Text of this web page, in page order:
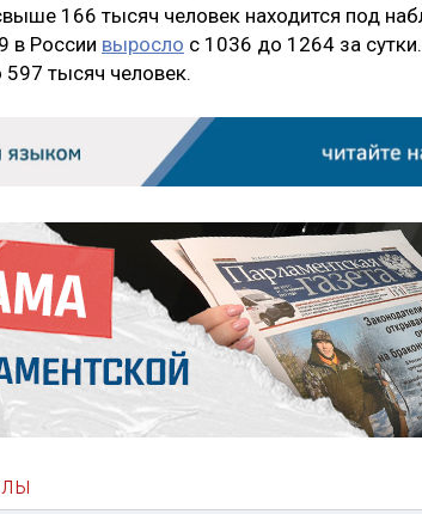
166 тысяч человек находится под
в России выросло с 1036 до 1264 за
тысяч человек.